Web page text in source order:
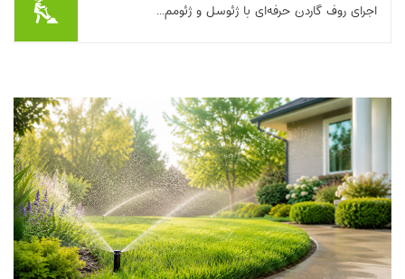
امروزه روف گاردن یا بام سبز به یکی از مهم‌ترین راهکارهای معماری
بیشتر بخوانیم ...
اجرای روف گاردن حرفه‌ای با ژئوسل و ژئومم...